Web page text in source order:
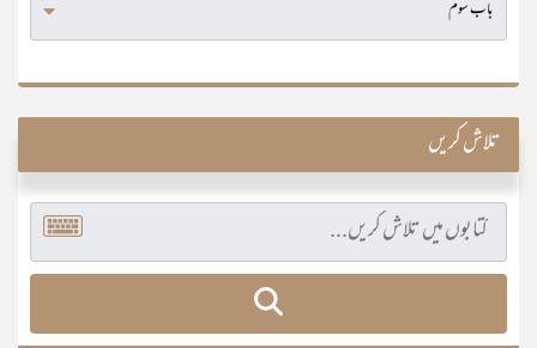
تلاش کریں